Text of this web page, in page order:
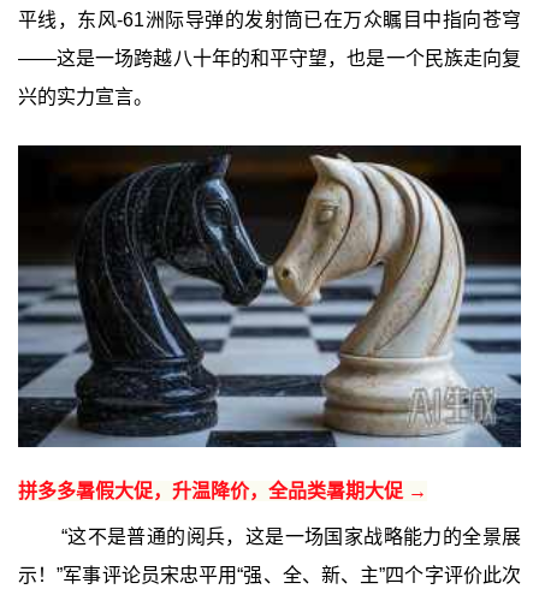
平线，东风-61洲际导弹的发射筒已在万众瞩目中指向苍穹
——这是一场跨越八十年的和平守望，也是一个民族走向复
兴的实力宣言。
拼多多暑假大促，升温降价，全品类暑期大促 →
“这不是普通的阅兵，这是一场国家战略能力的全景展
示！”军事评论员宋忠平用“强、全、新、主”四个字评价此次